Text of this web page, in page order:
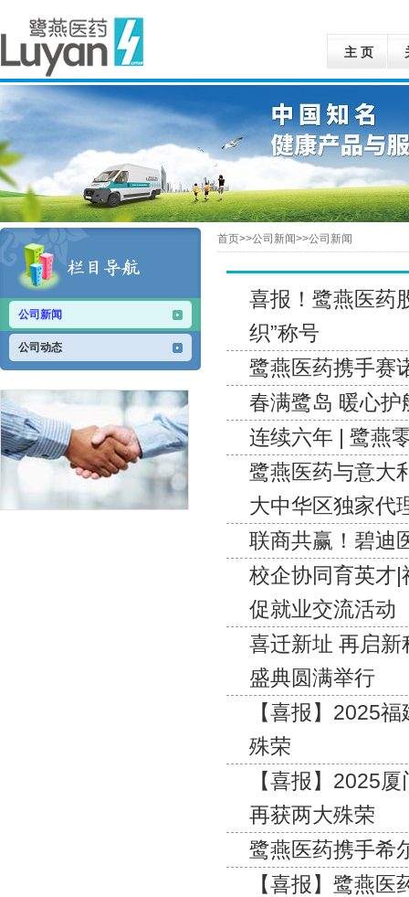
主 页
公司新闻
公司动态
首页>>公司新闻>>公司新闻
喜报！鹭燕医药
织”称号
鹭燕医药携手赛
春满鹭岛 暖心
连续六年 | 鹭燕
鹭燕医药与意大
大中华区独家代
联商共赢！碧迪
校企协同育英才
促就业交流活动
喜迁新址 再启
盛典圆满举行
【喜报】2025
殊荣
【喜报】2025
再获两大殊荣
鹭燕医药携手希
【喜报】鹭燕